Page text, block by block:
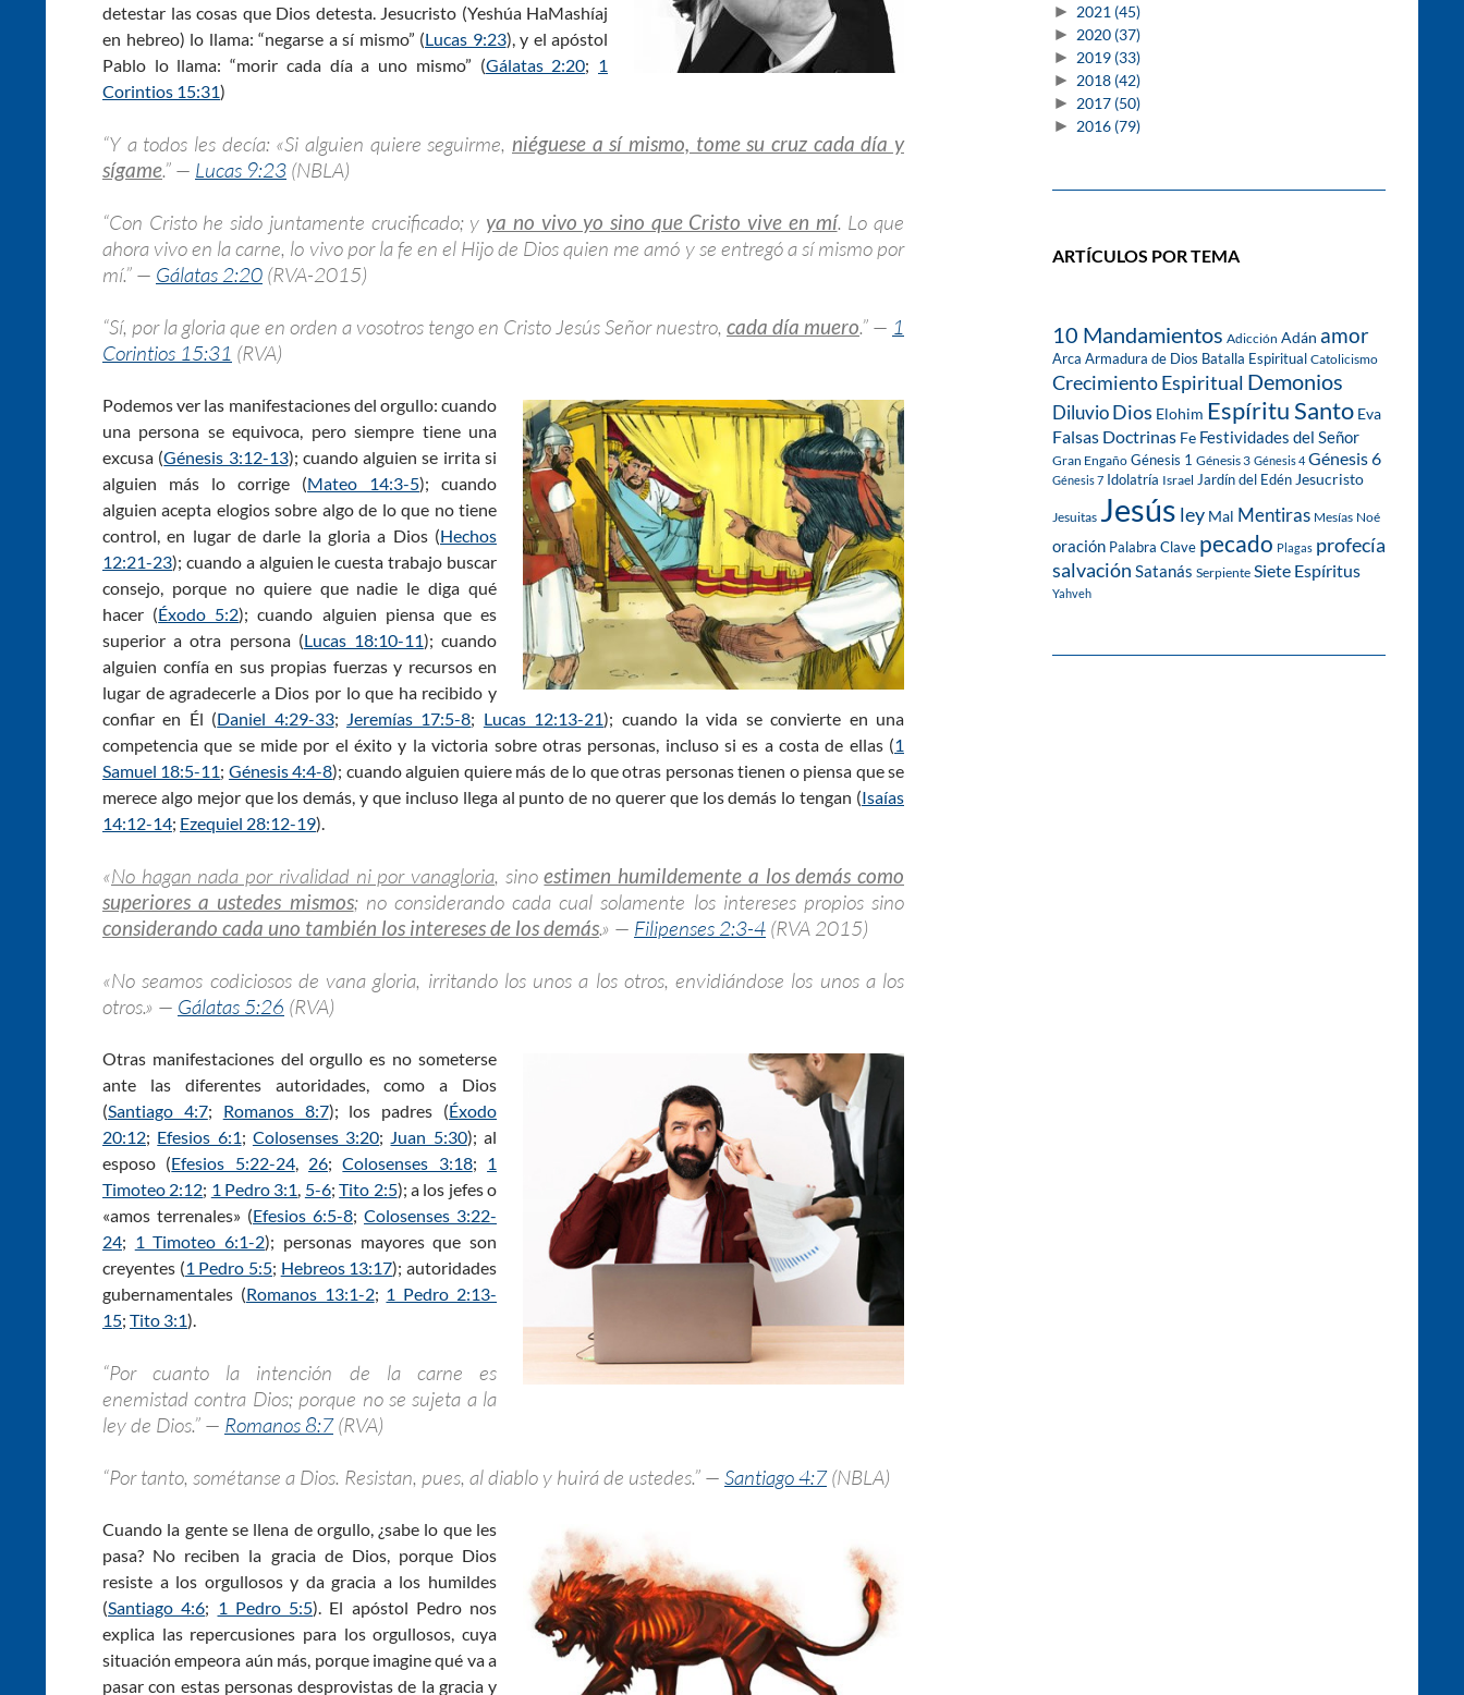
detestar las cosas que Dios detesta. Jesucristo (Yeshúa HaMashíaj
en hebreo) lo llama: “negarse a sí mismo” (Lucas 9:23), y el apóstol
Pablo lo llama: “morir cada día a uno mismo” (Gálatas 2:20; 1
Corintios 15:31)
“Y a todos les decía: «Si alguien quiere seguirme, niéguese a sí mismo, tome su cruz cada día y
sígame.” — Lucas 9:23 (NBLA)
“Con Cristo he sido juntamente crucificado; y ya no vivo yo sino que Cristo vive en mí. Lo que
ahora vivo en la carne, lo vivo por la fe en el Hijo de Dios quien me amó y se entregó a sí mismo por
mí.” — Gálatas 2:20 (RVA-2015)
“Sí, por la gloria que en orden a vosotros tengo en Cristo Jesús Señor nuestro, cada día muero.” — 1
Corintios 15:31 (RVA)
Podemos ver las manifestaciones del orgullo: cuando
una persona se equivoca, pero siempre tiene una
excusa (Génesis 3:12-13); cuando alguien se irrita si
alguien más lo corrige (Mateo 14:3-5); cuando
alguien acepta elogios sobre algo de lo que no tiene
control, en lugar de darle la gloria a Dios (Hechos
12:21-23); cuando a alguien le cuesta trabajo buscar
consejo, porque no quiere que nadie le diga qué
hacer (Éxodo 5:2); cuando alguien piensa que es
superior a otra persona (Lucas 18:10-11); cuando
alguien confía en sus propias fuerzas y recursos en
lugar de agradecerle a Dios por lo que ha recibido y
confiar en Él (Daniel 4:29-33; Jeremías 17:5-8; Lucas 12:13-21); cuando la vida se convierte en una
competencia que se mide por el éxito y la victoria sobre otras personas, incluso si es a costa de ellas (1
Samuel 18:5-11; Génesis 4:4-8); cuando alguien quiere más de lo que otras personas tienen o piensa que se
merece algo mejor que los demás, y que incluso llega al punto de no querer que los demás lo tengan (Isaías
14:12-14; Ezequiel 28:12-19).
«No hagan nada por rivalidad ni por vanagloria, sinoestimen humildemente a los demás como
superiores a ustedes mismos; no considerando cada cual solamente los intereses propios sino
considerando cada uno también los intereses de los demás.» — Filipenses 2:3-4 (RVA 2015)
«No seamos codiciosos de vana gloria, irritando los unos a los otros, envidiándose los unos a los
otros.» — Gálatas 5:26 (RVA)
Otras manifestaciones del orgullo es no someterse
ante las diferentes autoridades, como a Dios
(Santiago 4:7; Romanos 8:7); los padres (Éxodo
20:12; Efesios 6:1; Colosenses 3:20; Juan 5:30); al
esposo (Efesios 5:22-24, 26;Colosenses 3:18; 1
Timoteo 2:12; 1 Pedro 3:1 5-6;Tito 2:5); a los jefes o
«amos terrenales» (Efesios 6:5-8; Colosenses 3:22-
24; 1 Timoteo 6:1-2); personas mayores que son
creyentes (1 Pedro 5:5; Hebreos 13:17); autoridades
gubernamentales (Romanos 13:1-2; 1 Pedro 2:13-
15; Tito 3:1).
“Por cuanto la intención de la carne es
enemistad contra Dios; porque no se sujeta a la
ley de Dios.” — Romanos 8:7(RVA)
“Por tanto, sométanse a Dios. Resistan, pues, al diablo y huirá de ustedes.” — Santiago 4:7(NBLA)
Cuando la gente se llena de orgullo, ¿sabe lo que les
pasa? No reciben la gracia de Dios, porque Dios
resiste a los orgullosos y da gracia a los humildes
(Santiago 4:6; 1 Pedro 5:5). El apóstol Pedro nos
explica las repercusiones para los orgullosos, cuya
situación empeora aún más, porque imagine qué va a
pasar con estas personas desprovistas de la gracia y
► 2021 (45)
► 2020 (37)
► 2019 (33)
► 2018 (42)
► 2017 (50)
► 2016 (79)
ARTÍCULOS POR TEMA
10 Mandamientos Adicción Adán amor
Arca Armadura de Dios Batalla Espiritual Catolicismo
Crecimiento Espiritual Demonios
DiluvioDios Elohim Espíritu Santo Eva
Falsas Doctrinas Fe Festividades del Señor
Gran Engaño Génesis 1 Génesis 3 Génesis 4 Génesis 6
Génesis 7 Idolatría Israel Jardín del Edén Jesucristo
Jesuitas Jesús ley Mal Mentiras Mesías Noé
oración Palabra Clave pecado Plagas profecía
salvación Satanás Serpiente Siete Espíritus
Yahveh